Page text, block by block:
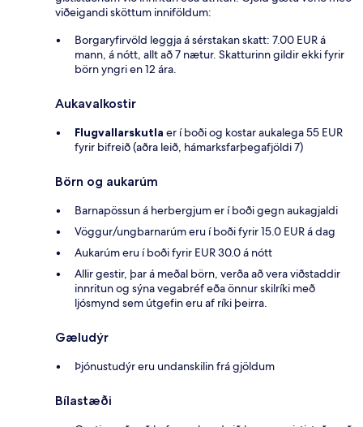
viðeigandi sköttum inniföldum:
Borgaryfirvöld leggja á sérstakan skatt: 7.00 EUR á
mann, á nótt, allt að 7 nætur. Skatturinn gildir ekki fyrir
börn yngri en 12 ára.
Aukavalkostir
Flugvallarskutla er í boði og kostar aukalega 55 EUR
fyrir bifreið (aðra leið, hámarksfarþegafjöldi 7)
Börn og aukarúm
Barnapössun á herbergjum er í boði gegn aukagjaldi
Vöggur/ungbarnarúm eru í boði fyrir 15.0 EUR á dag
Aukarúm eru í boði fyrir EUR 30.0 á nótt
Allir gestir, þar á meðal börn, verða að vera viðstaddir
innritun og sýna vegabréf eða önnur skilríki með
ljósmynd sem útgefin eru af ríki þeirra.
Gæludýr
Þjónustudýr eru undanskilin frá gjöldum
Bílastæði